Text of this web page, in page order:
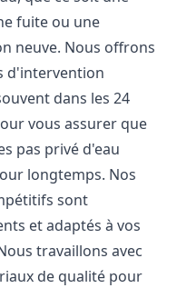
fuite ou une
neuve. Nous offrons
d'intervention
dans les 24
vous assurer que
pas privé d'eau
longtemps. Nos
sont
et adaptés à vos
travaillons avec
de qualité pour